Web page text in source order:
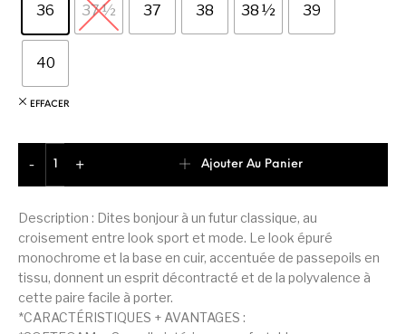
Description : Dites bonjour à un futur classique, au
croisement entre look sport et mode. Le look épuré
monochrome et la base en cuir, accentuée de passepoils en
tissu, donnent un esprit décontracté et de la polyvalence à
cette paire facile à porter.
*CARACTÉRISTIQUES + AVANTAGES :
36 37 ½ 37 38 38 ½ 39
40
EFFACER
-
+
Ajouter Au Panier